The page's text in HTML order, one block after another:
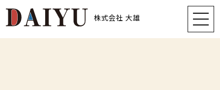
株式会社 大雄